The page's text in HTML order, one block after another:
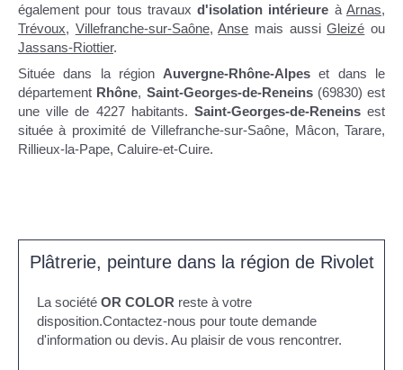
également pour tous travaux d'isolation intérieure àArnas,
Trévoux, Villefranche-sur-Saône,Anse mais aussiGleizé ou
Jassans-Riottier.
Située dans la région Auvergne-Rhône-Alpes et dans le
département Rhône, Saint-Georges-de-Reneins(69830) est
une ville de 4227 habitants. Saint-Georges-de-Reneinsest
située à proximité de Villefranche-sur-Saône, Mâcon, Tarare,
Rillieux-la-Pape, Caluire-et-Cuire.
Plâtrerie, peinture dans la région de Rivolet
La société OR COLOR reste à votre
disposition.Contactez-nous pour toute demande
d'information ou devis. Au plaisir de vous rencontrer.